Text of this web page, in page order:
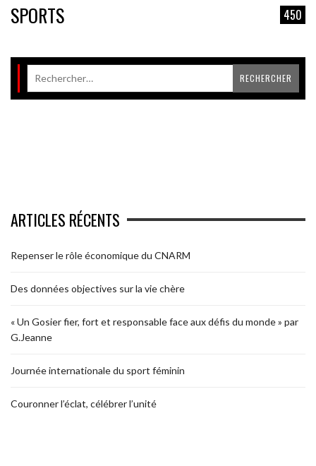
SPORTS 450
ARTICLES RÉCENTS
Repenser le rôle économique du CNARM
Des données objectives sur la vie chère
« Un Gosier fier, fort et responsable face aux défis du monde » par
G.Jeanne
Journée internationale du sport féminin
Couronner l’éclat, célébrer l’unité